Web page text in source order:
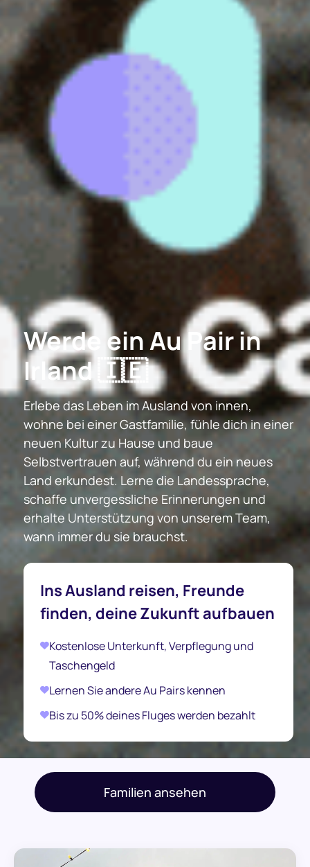
Werde ein Au Pair in
Irland 🇮🇪
Erlebe das Leben im Ausland von innen,
wohne bei einer Gastfamilie, fühle dich in einer
neuen Kultur zu Hause und baue
Selbstvertrauen auf, während du ein neues
Land erkundest. Lerne die Landessprache,
schaffe unvergessliche Erinnerungen und
erhalte Unterstützung von unserem Team,
wann immer du sie brauchst.
Ins Ausland reisen, Freunde
finden, deine Zukunft aufbauen
Kostenlose Unterkunft, Verpflegung und
Taschengeld
Lernen Sie andere Au Pairs kennen
Bis zu 50% deines Fluges werden bezahlt
Familien ansehen